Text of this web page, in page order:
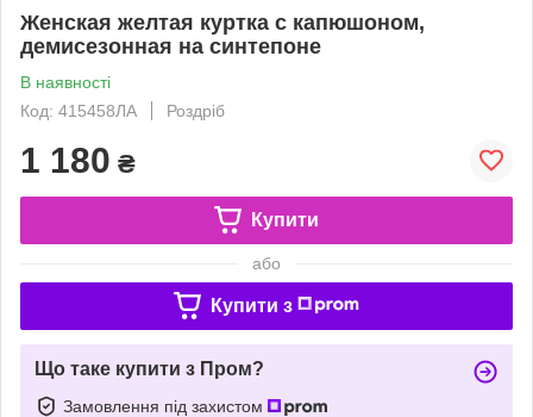
Женская желтая куртка с капюшоном,
демисезонная на синтепоне
В наявності
Код: 415458ЛА
Роздріб
1 180 ₴
Купити
або
Купити з
Що таке купити з Пром?
Замовлення під захистом